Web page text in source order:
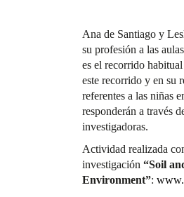
Ana de Santiago y
su profesión a las
es el recorrido
este recorrido y en su
referentes a las niñas
responderán a través
investigadoras.
Actividad realizada
investigación “Soil
Environment”: